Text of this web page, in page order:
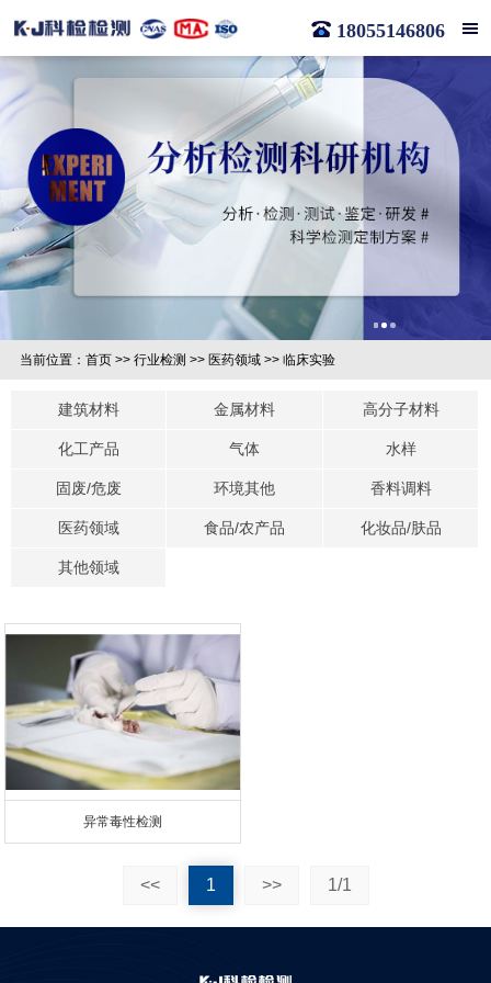
18055146806
当前位置： 首页>> 行业检测 >> 医药领域>> 临床实验
建筑材料 金属材料 高分子材料
化工产品 气体 水样
固废/危废 环境其他 香料调料
医药领域 食品/农产品 化妆品/肤品
其他领域
异常毒性检测
<< 1 >> 1/1